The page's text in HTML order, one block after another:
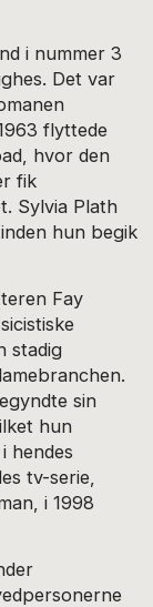
i nummer 3
Det var
flyttede
hvor den
fik
Sylvia Plath
hun begik
Fay
stadig
sin
hun
hendes
tv-serie,
i 1998